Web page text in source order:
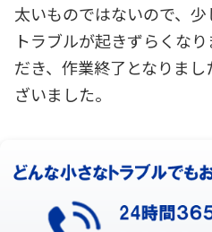
太いものではないので、
トラブルが起きずらくな
だき、作業終了となりま
ざいました。